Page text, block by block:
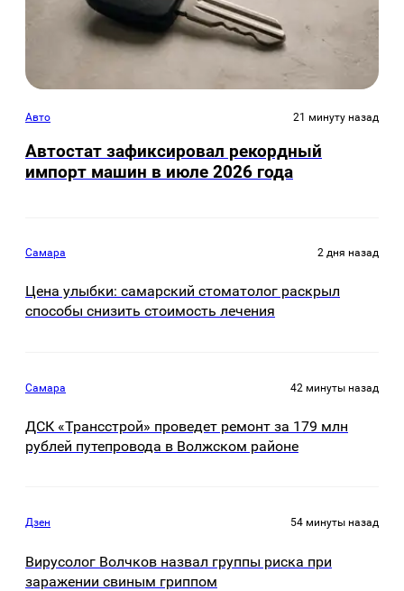
Авто 21 минуту назад
Автостат зафиксировал рекордный
импорт машин в июле 2026 года
Самара 2 дня назад
Цена улыбки: самарский стоматолог раскрыл
способы снизить стоимость лечения
Самара 42 минуты назад
ДСК «Трансстрой» проведет ремонт за 179 млн
рублей путепровода в Волжском районе
Дзен 54 минуты назад
Вирусолог Волчков назвал группы риска при
заражении свиным гриппом